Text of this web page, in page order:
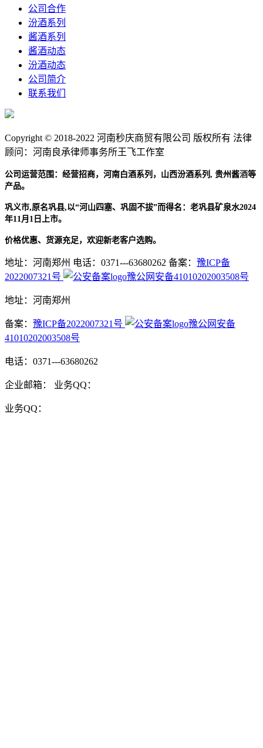
公司合作
汾酒系列
酱酒系列
酱酒动态
汾酒动态
公司简介
联系我们
Copyright © 2018-2022 河南秒庆商贸有限公司 版权所有 法律
顾问：河南良承律师事务所王飞工作室
公司运营范围：经营招商，河南白酒系列，山西汾酒系列, 贵州酱酒等
产品。
巩义市,原名巩县,以“河山四塞、巩固不拔”而得名：老巩县矿泉水2024
年11月1日上市。
价格优惠、货源充足，欢迎新老客户选购。
地址：河南郑州 电话：0371---63680262 备案： 豫ICP备
2022007321号
豫公网安备41010202003508号
地址：河南郑州
备案： 豫ICP备2022007321号
豫公网安备
41010202003508号
电话：0371---63680262
企业邮箱： 业务QQ：
业务QQ：